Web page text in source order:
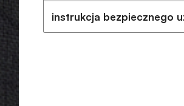
instrukcja bezpiecznego